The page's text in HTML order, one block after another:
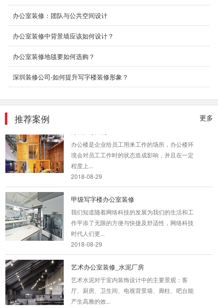
办公室装修：团队与公共空间设计
办公室装修中背景墙应该如何设计？
办公室装修地毯要如何选购？
深圳装修公司-如何提升写字楼装修形象？
更多
推荐案例
本设计案例大气经典，宽敞的前台接待空间，以
明快的线条构筑基本的框架，简明清晰；在明朗
的空间构图里...
2018-06-26
高雅办公室装修
而本案以全新的办公模式去诠释广告办公空间。
2018-07-30
办公楼是企业给员工用来工作的场所，办公楼环
境会对员工工作时的状态造成影响，并且在一定
程度上...
2018-08-29
甲级写字楼办公室装修
我们知道随着网络科技的发展为我们的生活和工
作平添了无限的方便与快捷及舒适性，网络科技
时代人们更...
2018-08-29
艺术办公室装修_水泥厂房
艺术水泥对于室内装饰设计中的主要景观：客
厅、厨房、卫生间、电视背景墙、廊柱、吧台能
产生高雅的效...